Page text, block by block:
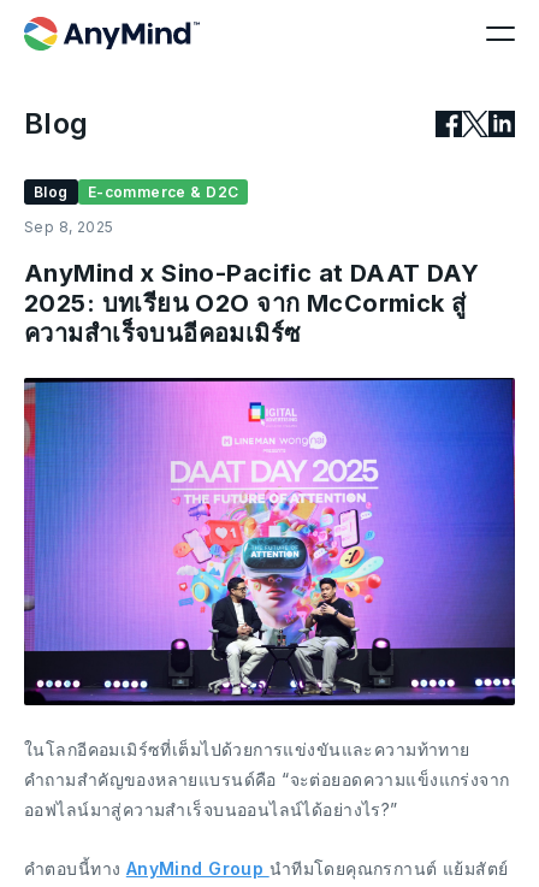
Blog
Blog
E-commerce & D2C
Sep 8, 2025
AnyMind x Sino-Pacific at DAAT DAY
2025: บทเรียน O2O จาก McCormick สู่
ความสำเร็จบนอีคอมเมิร์ซ
ในโลกอีคอมเมิร์ซที่เต็มไปด้วยการแข่งขันและความท้าทาย
คำถามสำคัญของหลายแบรนด์คือ “จะต่อยอดความแข็งแกร่งจาก
ออฟไลน์มาสู่ความสำเร็จบนออนไลน์ได้อย่างไร?”
คำตอบนี้ทาง AnyMind Group นำทีมโดยคุณกรกานต์ แย้มสัตย์